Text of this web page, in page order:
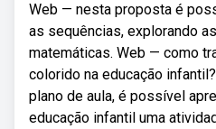
Web — nesta proposta é
as sequências, explorando
matemáticas. Web — como
colorido na educação
plano de aula, é possível
educação infantil uma